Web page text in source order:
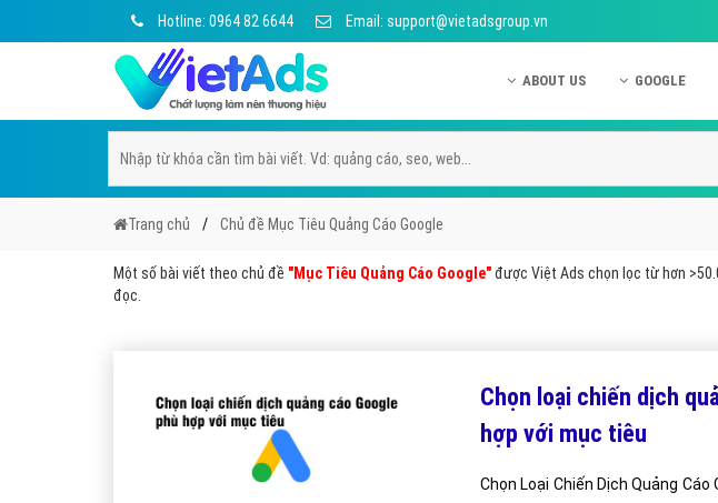
Hotline: 0964 82 6644 Email: support@vietadsgroup.vn
ABOUT US GOOGLE
Trang chủ Chủ đề Mục Tiêu Quảng Cáo Google
Một số bài viết theo chủ đề "Mục Tiêu Quảng Cáo Google"được Việt Ads chọn lọc từ hơn
đọc.
Chọn loại chiến dịch
hợp với mục tiêu
Chọn Loại Chiến Dịch Quảng